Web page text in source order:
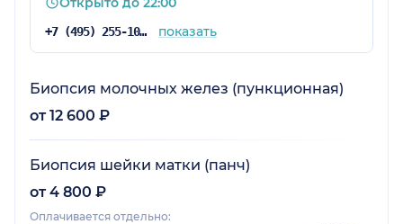
+7 (495) 255-10-78 показать
Биопсия молочных желез (пункционная)
от 12 600 ₽
Биопсия шейки матки (панч)
от 4 800 ₽
Оплачивается отдельно: